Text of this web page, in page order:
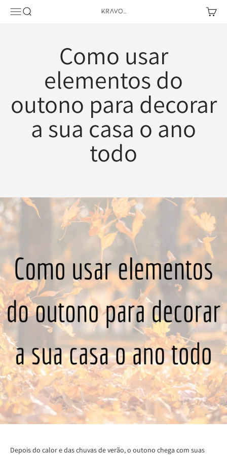
Pular para o conteúdo
Abrir menu de navegação
Abrir pesquisa KRAVO urban design Abrir
Como usar
elementos do
outono para decorar
a sua casa o ano
todo
Depois do calor e das chuvas de verão, o outono chega com suas